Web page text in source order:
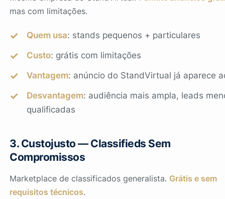
mas com limitações.
Quem usa: stands pequenos + particulares
Custo: grátis com limitações
Vantagem: anúncio do StandVirtual já aparece
Desvantagem: audiência mais ampla, leads
qualificadas
3. Custojusto — Classifieds Sem
Compromissos
Marketplace de classificados generalista. Grátis e sem
requisitos técnicos.